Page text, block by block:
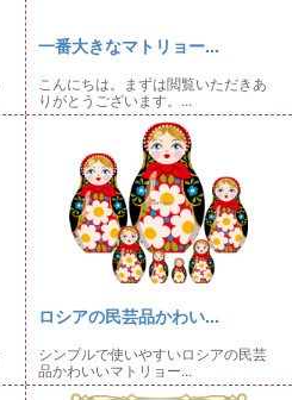
一番大きなマトリョー...
こんにちは。まずは閲覧いただきあ
りがとうございます。...
ロシアの民芸品かわい...
シンプルで使いやすいロシアの民芸
品かわいいマトリョー...